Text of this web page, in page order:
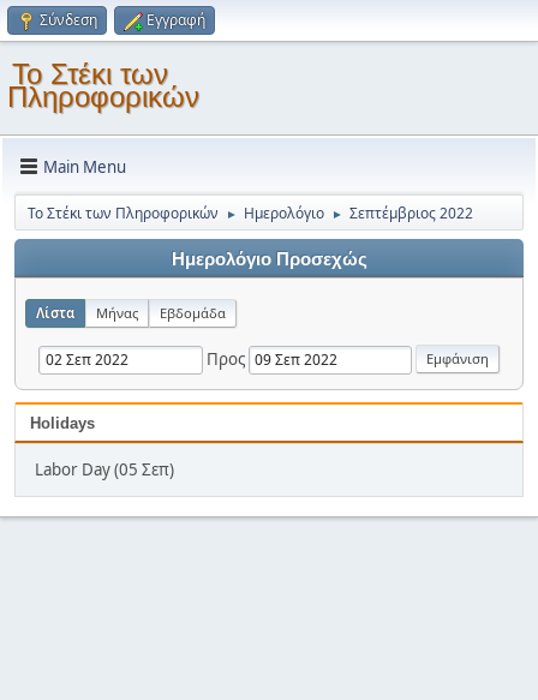
Σύνδεση Εγγραφή
Το Στέκι των
Πληροφορικών
Main Menu
Το Στέκι των Πληροφορικών ► Ημερολόγιο ► Σεπτέμβριος 2022
Ημερολόγιο Προσεχώς
Λίστα Μήνας Εβδομάδα
Προς
Holidays
Labor Day (05 Σεπ)